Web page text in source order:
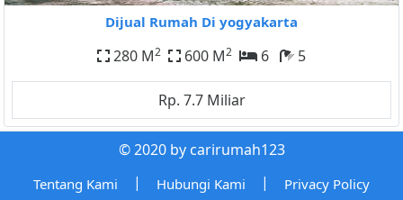
Dijual Rumah Di yogyakarta
280 M2 600 M2 6 5
Rp. 7.7 Miliar
© 2020 by carirumah123
Tentang Kami | Hubungi Kami | Privacy Policy